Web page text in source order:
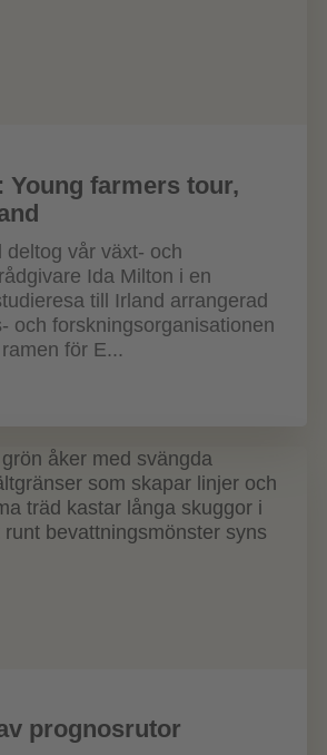
Young farmers tour,
deltog vår växt- och
Ida Milton i en
till Irland arrangerad
och forskningsorganisationen
för E...
prognosrutor